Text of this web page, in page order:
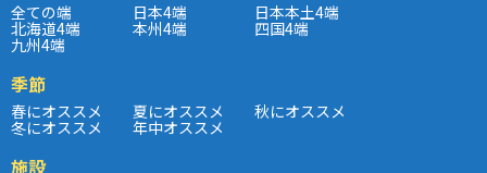
全ての端 日本4端 日本本土4端
北海道4端 本州4端 四国4端
九州4端
季節
春にオススメ 夏にオススメ 秋にオススメ
冬にオススメ 年中オススメ
施設